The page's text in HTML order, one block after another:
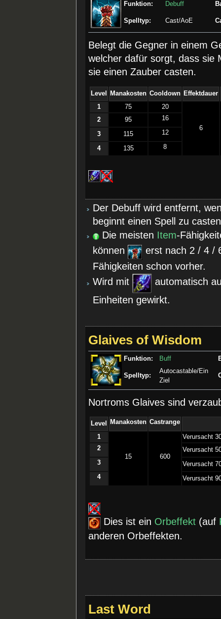
Funktion: Debuff
Spelltyp: Cast/AoE
Belegt die Gegner in einem
welcher dafür sorgt, dass sie
sie einen Zauber casten.
Level Manakosten Cooldown Effektdauer
1
75 20
6
2 95 16
3 115 12
4 135 8
Der Debuff wird entfernt,
beginnt einen Spell zu
Die meisten Item-
können
erst nach 2 / 4 /
Fähigkeiten schon vorher.
Wird mit
automatisch
Einheiten gewirkt.
Glaives of Wisdom
Funktion: Buff
Spelltyp:
Autocastable/Ein
Ziel
Nortroms Glaives sind
Level Manakosten Castrange
1
15 600
­Verursacht
2
­Verursacht
3
­Verursacht
4
­Verursacht
Dies ist ein Orbeffekt (auf
anderen Orbeffekten.
Last Word